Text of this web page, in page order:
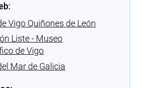
Vigo Quiñones de León
Liste - Museo
de Vigo
Mar de Galicia